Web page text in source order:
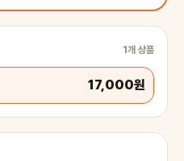
1개 상품
17,000원